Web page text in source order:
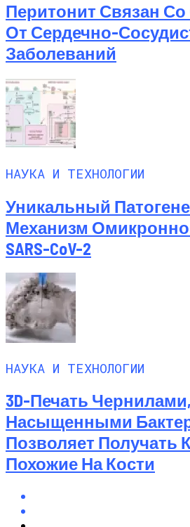
Перитонит Связан
От Сердечно-
Заболеваний
НАУКА И ТЕХНОЛОГИИ
Уникальный
Механизм
SARS-CoV-2
НАУКА И ТЕХНОЛОГИИ
3D-Печать Чернилами,
Насыщенными
Позволяет Получать
Похожие На Кости